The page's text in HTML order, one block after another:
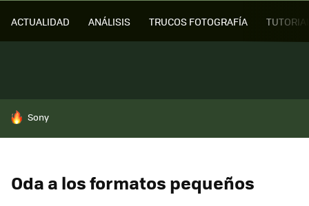
ACTUALIDAD ANÁLISIS TRUCOS FOTOGRAFÍA
HOY SE HABLA DE
Sony
Oda a los formatos pequeños